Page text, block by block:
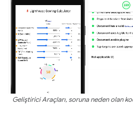
Geliştirici Araçları, soruna neden olan